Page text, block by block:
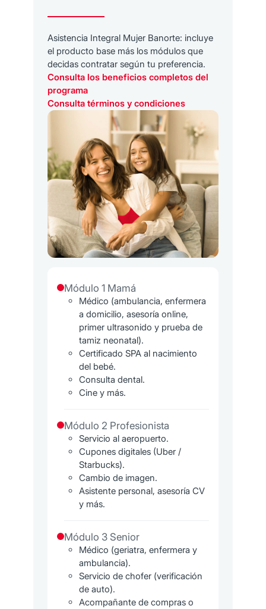
Asistencia Integral Mujer Banorte: incluye
el producto base más los módulos que
decidas contratar según tu preferencia.
Consulta los beneficios completos del
programa
Consulta términos y condiciones
Módulo 1 Mamá
Médico (ambulancia, enfermera
a domicilio, asesoría online,
primer ultrasonido y prueba de
tamiz neonatal).
Certificado SPA al nacimiento
del bebé.
Consulta dental.
Cine y más.
Módulo 2 Profesionista
Servicio al aeropuerto.
Cupones digitales (Uber /
Starbucks).
Cambio de imagen.
Asistente personal, asesoría CV
y más.
Módulo 3 Senior
Médico (geriatra, enfermera y
ambulancia).
Servicio de chofer (verificación
de auto).
Acompañante de compras o